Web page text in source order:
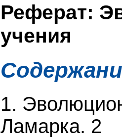
Реферат:
учения
1.
Ламарка. 2